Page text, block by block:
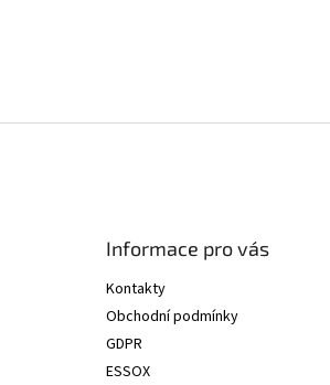
Informace pro vás
Kontakty
Obchodní podmínky
GDPR
ESSOX